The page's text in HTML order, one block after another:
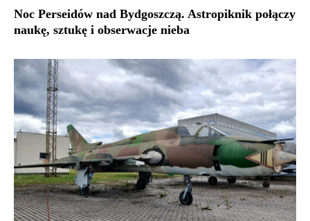
Noc Perseidów nad Bydgoszczą. Astropiknik połączy
naukę, sztukę i obserwacje nieba